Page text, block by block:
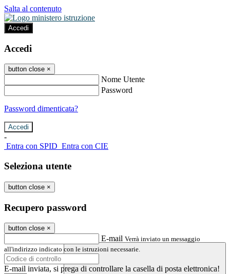
Salta al contenuto
Accedi
Accedi
button close ×
Nome Utente
Password
Password dimenticata?
-
Entra con SPID Entra con CIE
Seleziona utente
button close ×
Recupero password
button close ×
E-mail Verrà inviato un messaggio
all'indirizzo indicato con le istruzioni necessarie.
E-mail inviata, si prega di controllare la casella di posta elettronica!